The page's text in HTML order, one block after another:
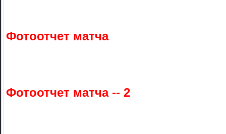
Фотоотчет матча
Фотоотчет матча -- 2